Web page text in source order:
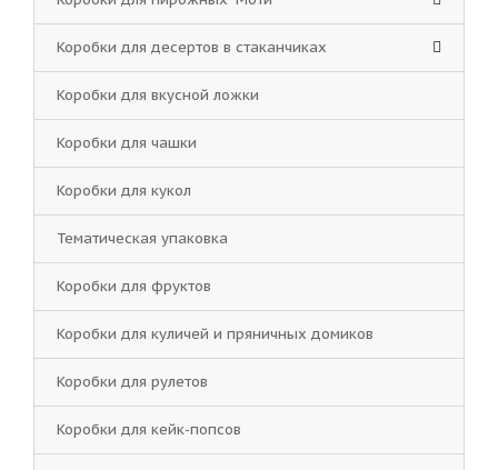
Коробки для десертов в стаканчиках
Коробки для вкусной ложки
Коробки для чашки
Коробки для кукол
Тематическая упаковка
Коробки для фруктов
Коробки для куличей и пряничных домиков
Коробки для рулетов
Коробки для кейк-попсов